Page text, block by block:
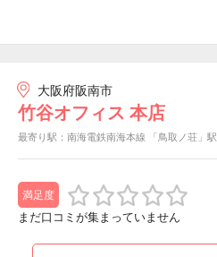
大阪府阪南市
竹谷オフィス 本店
最寄り駅：南海電鉄南海本線 「鳥取ノ荘」駅
満足度
まだ口コミが集まっていません